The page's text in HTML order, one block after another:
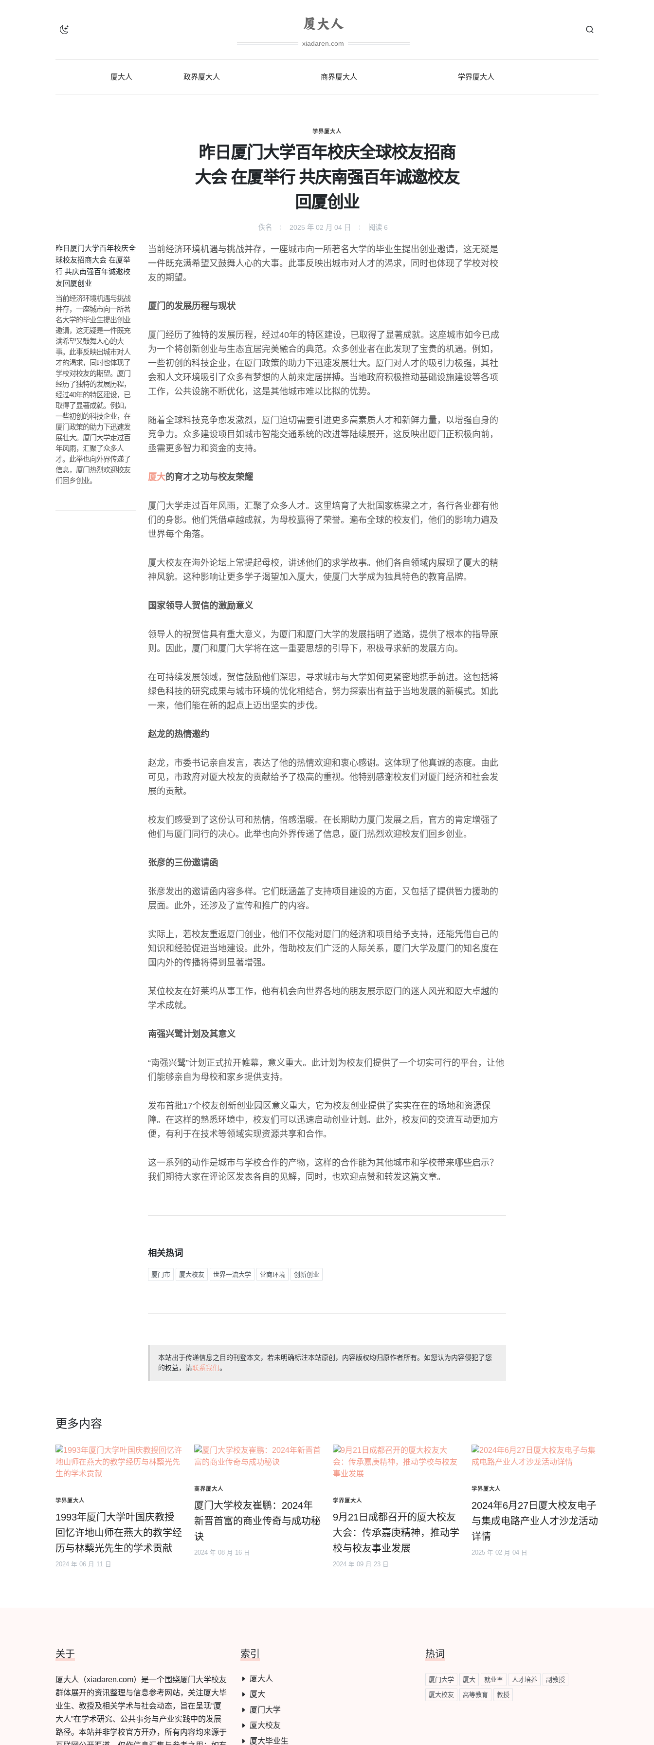
xiadaren.com
厦大人 政界厦大人 商界厦大人 学界厦大人
学界厦大人
昨日厦门大学百年校庆全球校友招商
大会 在厦举行 共庆南强百年诚邀校友
回厦创业
佚名 2025 年 02 月 04 日 阅读 6
昨日厦门大学百年校庆全
球校友招商大会 在厦举
行 共庆南强百年诚邀校
友回厦创业
当前经济环境机遇与挑战
并存，一座城市向一所著
名大学的毕业生提出创业
邀请，这无疑是一件既充
满希望又鼓舞人心的大
事。此事反映出城市对人
才的渴求，同时也体现了
学校对校友的期望。厦门
经历了独特的发展历程，
经过40年的特区建设，已
取得了显著成就。例如，
一些初创的科技企业，在
厦门政策的助力下迅速发
展壮大。厦门大学走过百
年风雨，汇聚了众多人
才。此举也向外界传递了
信息，厦门热烈欢迎校友
们回乡创业。
当前经济环境机遇与挑战并存，一座城市向一所著名大学的毕业生提出创业邀请，这无疑是
一件既充满希望又鼓舞人心的大事。此事反映出城市对人才的渴求，同时也体现了学校对校
友的期望。
厦门的发展历程与现状
厦门经历了独特的发展历程，经过40年的特区建设，已取得了显著成就。这座城市如今已成
为一个将创新创业与生态宜居完美融合的典范。众多创业者在此发现了宝贵的机遇。例如，
一些初创的科技企业，在厦门政策的助力下迅速发展壮大。厦门对人才的吸引力极强，其社
会和人文环境吸引了众多有梦想的人前来定居拼搏。当地政府积极推动基础设施建设等各项
工作，公共设施不断优化，这是其他城市难以比拟的优势。
随着全球科技竞争愈发激烈，厦门迫切需要引进更多高素质人才和新鲜力量，以增强自身的
竞争力。众多建设项目如城市智能交通系统的改进等陆续展开，这反映出厦门正积极向前，
亟需更多智力和资金的支持。
厦大的育才之功与校友荣耀
厦门大学走过百年风雨，汇聚了众多人才。这里培育了大批国家栋梁之才，各行各业都有他
们的身影。他们凭借卓越成就，为母校赢得了荣誉。遍布全球的校友们，他们的影响力遍及
世界每个角落。
厦大校友在海外论坛上常提起母校，讲述他们的求学故事。他们各自领域内展现了厦大的精
神风貌。这种影响让更多学子渴望加入厦大，使厦门大学成为独具特色的教育品牌。
国家领导人贺信的激励意义
领导人的祝贺信具有重大意义，为厦门和厦门大学的发展指明了道路，提供了根本的指导原
则。因此，厦门和厦门大学将在这一重要思想的引导下，积极寻求新的发展方向。
在可持续发展领域，贺信鼓励他们深思，寻求城市与大学如何更紧密地携手前进。这包括将
绿色科技的研究成果与城市环境的优化相结合，努力探索出有益于当地发展的新模式。如此
一来，他们能在新的起点上迈出坚实的步伐。
赵龙的热情邀约
赵龙，市委书记亲自发言，表达了他的热情欢迎和衷心感谢。这体现了他真诚的态度。由此
可见，市政府对厦大校友的贡献给予了极高的重视。他特别感谢校友们对厦门经济和社会发
展的贡献。
校友们感受到了这份认可和热情，倍感温暖。在长期助力厦门发展之后，官方的肯定增强了
他们与厦门同行的决心。此举也向外界传递了信息，厦门热烈欢迎校友们回乡创业。
张彦的三份邀请函
张彦发出的邀请函内容多样。它们既涵盖了支持项目建设的方面，又包括了提供智力援助的
层面。此外，还涉及了宣传和推广的内容。
实际上，若校友重返厦门创业，他们不仅能对厦门的经济和项目给予支持，还能凭借自己的
知识和经验促进当地建设。此外，借助校友们广泛的人际关系，厦门大学及厦门的知名度在
国内外的传播将得到显著增强。
某位校友在好莱坞从事工作，他有机会向世界各地的朋友展示厦门的迷人风光和厦大卓越的
学术成就。
南强兴鹭计划及其意义
“南强兴鹭”计划正式拉开帷幕，意义重大。此计划为校友们提供了一个切实可行的平台，让他
们能够亲自为母校和家乡提供支持。
发布首批17个校友创新创业园区意义重大，它为校友创业提供了实实在在的场地和资源保
障。在这样的熟悉环境中，校友们可以迅速启动创业计划。此外，校友间的交流互动更加方
便，有利于在技术等领域实现资源共享和合作。
这一系列的动作是城市与学校合作的产物，这样的合作能为其他城市和学校带来哪些启示？
我们期待大家在评论区发表各自的见解，同时，也欢迎点赞和转发这篇文章。
相关热词
厦门市 厦大校友 世界一流大学 营商环境 创新创业
本站出于传递信息之目的刊登本文，若未明确标注本站原创，内容版权均归原作者所有。如您认为内容侵犯了您
的权益，请联系我们。
更多内容
学界厦大人
1993年厦门大学叶国庆教授
回忆许地山师在燕大的教学经
历与林蔾光先生的学术贡献
2024 年 06 月 11 日
商界厦大人
厦门大学校友崔鹏：2024年
新晋首富的商业传奇与成功秘
诀
2024 年 08 月 16 日
学界厦大人
9月21日成都召开的厦大校友
大会：传承嘉庚精神，推动学
校与校友事业发展
2024 年 09 月 23 日
学界厦大人
2024年6月27日厦大校友电子
与集成电路产业人才沙龙活动
详情
2025 年 02 月 04 日
关于
厦大人（xiadaren.com）是一个围绕厦门大学校友
群体展开的资讯整理与信息参考网站，关注厦大毕
业生、教授及相关学术与社会动态，旨在呈现“厦
大人”在学术研究、公共事务与产业实践中的发展
路径。本站并非学校官方开办，所有内容均来源于
索引
厦大人
厦大
厦门大学
厦大校友
厦大毕业生
热词
厦门大学 厦大 就业率 人才培养 副教授
厦大校友 高等教育 教授